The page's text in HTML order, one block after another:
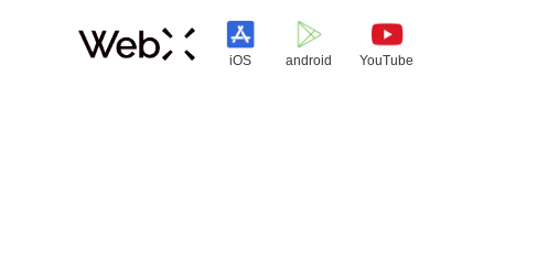
iOS android YouTube